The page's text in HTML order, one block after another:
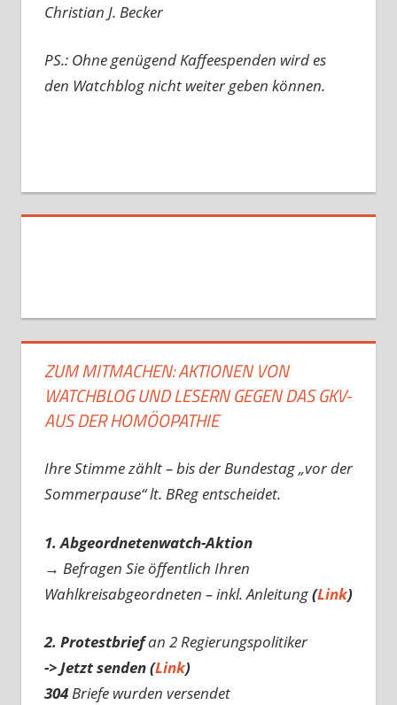
Christian J. Becker
PS.: Ohne genügend Kaffeespenden wird es
den Watchblog nicht weiter geben können.
ZUM MITMACHEN: AKTIONEN VON
WATCHBLOG UND LESERN GEGEN DAS GKV-
AUS DER HOMÖOPATHIE
Ihre Stimme zählt – bis der Bundestag „vor der
Sommerpause“ lt. BReg entscheidet.
1. Abgeordnetenwatch-Aktion
→ Befragen Sie öffentlich Ihren
Wahlkreisabgeordneten – inkl. Anleitung(Link)
2. Protestbriefan 2 Regierungspolitiker
-> Jetzt senden (Link)
304Briefe wurden versendet